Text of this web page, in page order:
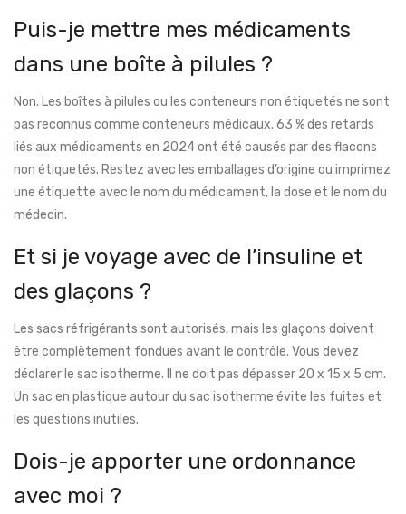
Puis-je mettre mes médicaments
dans une boîte à pilules ?
Non. Les boîtes à pilules ou les conteneurs non étiquetés ne sont
pas reconnus comme conteneurs médicaux. 63 % des retards
liés aux médicaments en 2024 ont été causés par des flacons
non étiquetés. Restez avec les emballages d’origine ou imprimez
une étiquette avec le nom du médicament, la dose et le nom du
médecin.
Et si je voyage avec de l’insuline et
des glaçons ?
Les sacs réfrigérants sont autorisés, mais les glaçons doivent
être complètement fondues avant le contrôle. Vous devez
déclarer le sac isotherme. Il ne doit pas dépasser 20 x 15 x 5 cm.
Un sac en plastique autour du sac isotherme évite les fuites et
les questions inutiles.
Dois-je apporter une ordonnance
avec moi ?